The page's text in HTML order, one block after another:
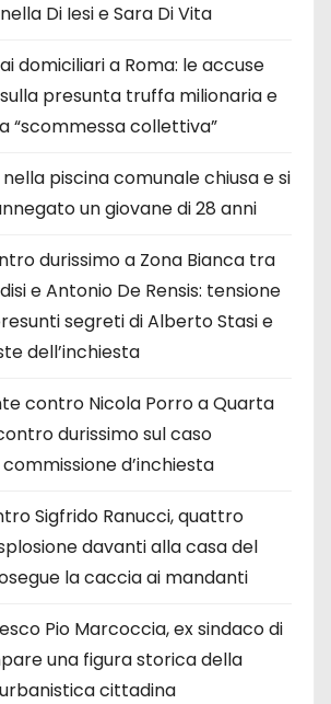
Di Iesi e Sara Di Vita
domiciliari a Roma: le accuse
presunta truffa milionaria e
“scommessa collettiva”
piscina comunale chiusa e si
un giovane di 28 anni
durissimo a Zona Bianca tra
e Antonio De Rensis: tensione
segreti di Alberto Stasi e
dell’inchiesta
contro Nicola Porro a Quarta
durissimo sul caso
d’inchiesta
Sigfrido Ranucci, quattro
davanti alla casa del
la caccia ai mandanti
Pio Marcoccia, ex sindaco di
una figura storica della
cittadina